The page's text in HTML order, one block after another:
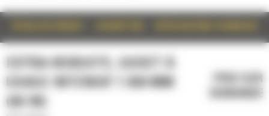
EXTRA-ROBUSTE, GODET À
USAGE INTENSIF 1 650 MM
(66 IN)